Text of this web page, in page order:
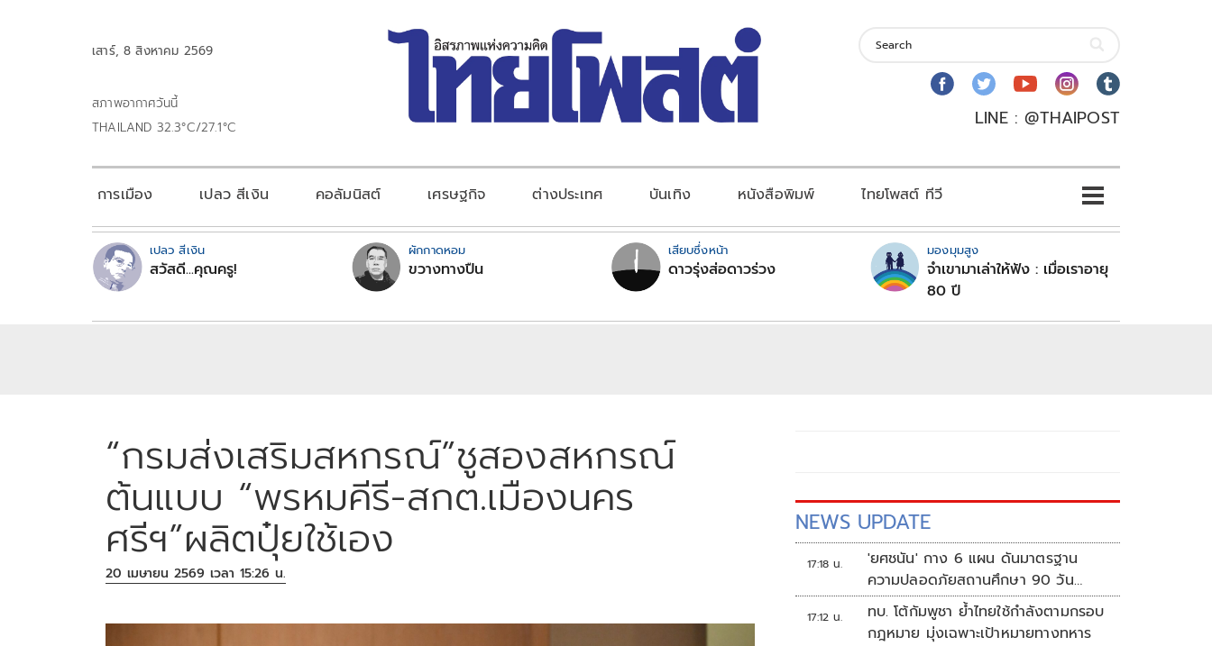
เสาร์, 8 สิงหาคม 2569
สภาพอากาศวันนี้
THAILAND 32.3°C/27.1°C
LINE : @THAIPOST
การเมือง เปลว สีเงิน คอลัมนิสต์ เศรษฐกิจ ต่างประเทศ บันเทิง หนังสือพิมพ์ ไทยโพสต์ ทีวี
เปลว สีเงิน
สวัสดี...คุณครู!
ผักกาดหอม
ขวางทางปืน
เสียบซึ่งหน้า
ดาวรุ่งส่อดาวร่วง
มองมุมสูง
จำเขามาเล่าให้ฟัง : เมื่อเราอายุ
80 ปี
“กรมส่งเสริมสหกรณ์”ชูสองสหกรณ์
ต้นแบบ “พรหมคีรี-สกต.เมืองนคร
ศรีฯ”ผลิตปุ๋ยใช้เอง
20 เมษายน 2569 เวลา 15:26 น.
NEWS UPDATE
17:18 น.
'ยศชนัน' กาง 6 แผน ดันมาตรฐาน
ความปลอดภัยสถานศึกษา 90 วัน
ป้องกันก่อเหตุรุนแรง
17:12 น.
ทบ. โต้กัมพูชา ย้ำไทยใช้กำลังตามกรอบ
กฎหมาย มุ่งเฉพาะเป้าหมายทางทหาร